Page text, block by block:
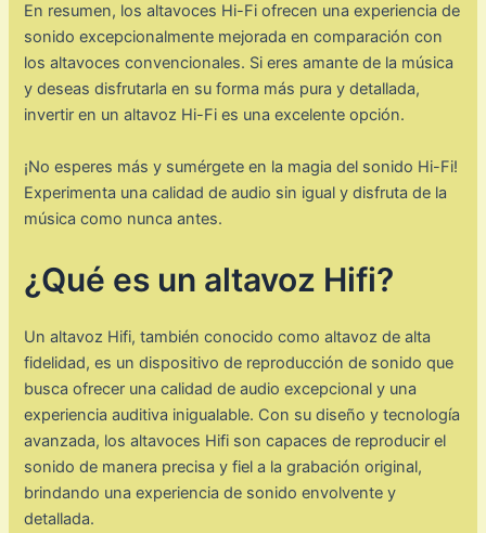
En resumen, los altavoces Hi-Fi ofrecen una experiencia de
sonido excepcionalmente mejorada en comparación con
los altavoces convencionales. Si eres amante de la música
y deseas disfrutarla en su forma más pura y detallada,
invertir en un altavoz Hi-Fi es una excelente opción.
¡No esperes más y sumérgete en la magia del sonido Hi-Fi!
Experimenta una calidad de audio sin igual y disfruta de la
música como nunca antes.
¿Qué es un altavoz Hifi?
Un altavoz Hifi, también conocido como altavoz de alta
fidelidad, es un dispositivo de reproducción de sonido que
busca ofrecer una calidad de audio excepcional y una
experiencia auditiva inigualable. Con su diseño y tecnología
avanzada, los altavoces Hifi son capaces de reproducir el
sonido de manera precisa y fiel a la grabación original,
brindando una experiencia de sonido envolvente y
detallada.